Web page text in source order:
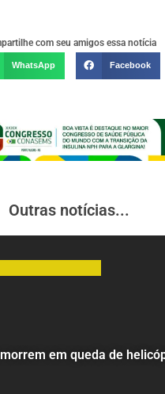
com seu amigos essa notícia
WhatsApp Facebook
Outras notícias...
em queda de